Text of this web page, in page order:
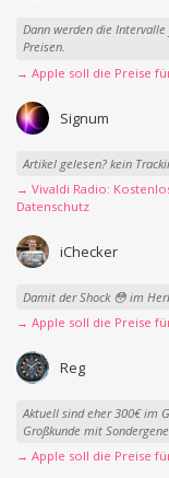
Dann werden die
Preisen.
→ Apple soll die Preise
Signum
Artikel gelesen? kein
→ Vivaldi Radio:
Datenschutz
iChecker
Damit der Shock 😳 im
→ Apple soll die Preise
Reg
Aktuell sind eher 300€ im
Großkunde mit
→ Apple soll die Preise